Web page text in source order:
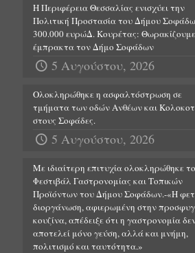
Η Περιφέρεια Θεσσαλίας ενισχύει την
Πολιτική Προστασία του Δήμου
300.000 ευρώΔ. Κουρέτας: Θωρακίζουμε
έμπρακτα τον Δήμο Σοφάδων
5 Αυγούστου, 2026
Ολοκληρώθηκε η ασφαλτόστρωση σε
τμήματα των οδών Ανθέων και
στους Σοφάδες.
5 Αυγούστου, 2026
Με ιδιαίτερη επιτυχία ολοκληρώθηκε
Φεστιβάλ Γαστρονομίας και Τοπικών
Προϊόντων του Δήμου Σοφάδων.-«Η
διοργάνωση, αφιερωμένη στην
κουζίνα, απέδειξε ότι η γαστρονομία
αποτελεί μόνο γεύση, αλλά και μνήμη,
πολιτισμό και ταυτότητα.»